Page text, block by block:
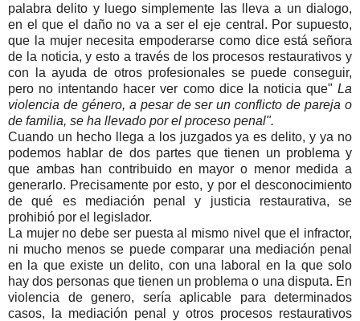
palabra delito y luego simplemente las lleva a un dialogo,
en el que el daño no va a ser el eje central. Por supuesto,
que la mujer necesita empoderarse como dice está señora
de la noticia, y esto a través de los procesos restaurativos y
con la ayuda de otros profesionales se puede conseguir,
pero no intentando hacer ver como dice la noticia que" La
violencia de género, a pesar de ser un conflicto de pareja o
de familia, se ha llevado por el proceso penal".
Cuando un hecho llega a los juzgados ya es delito, y ya no
podemos hablar de dos partes que tienen un problema y
que ambas han contribuido en mayor o menor medida a
generarlo. Precisamente por esto, y por el desconocimiento
de qué es mediación penal y justicia restaurativa, se
prohibió por el legislador.
La mujer no debe ser puesta al mismo nivel que el infractor,
ni mucho menos se puede comparar una mediación penal
en la que existe un delito, con una laboral en la que solo
hay dos personas que tienen un problema o una disputa. En
violencia de genero, sería aplicable para determinados
casos, la mediación penal y otros procesos restaurativos